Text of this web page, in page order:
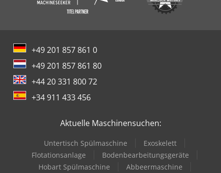
+49 201 857 861 0
+49 201 857 861 80
+44 20 331 800 72
+34 911 433 456
Aktuelle Maschinensuchen:
Untertisch Spülmaschine
Exoskelett
Flotationsanlage
Bodenbearbeitungsgeräte
Hobart Spülmaschine
Abbeermaschine